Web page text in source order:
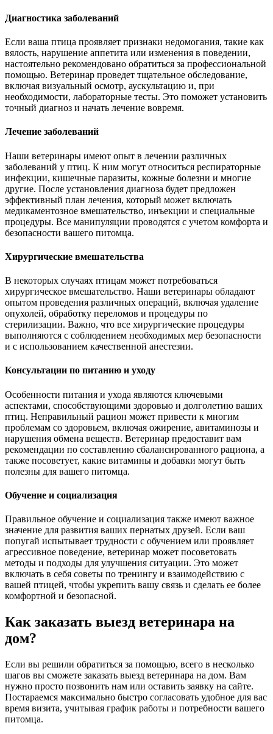
Диагностика заболеваний
Если ваша птица проявляет признаки недомогания, такие как
вялость, нарушение аппетита или изменения в поведении,
настоятельно рекомендовано обратиться за профессиональной
помощью. Ветеринар проведет тщательное обследование,
включая визуальный осмотр, аускультацию и, при
необходимости, лабораторные тесты. Это поможет установить
точный диагноз и начать лечение вовремя.
Лечение заболеваний
Наши ветеринары имеют опыт в лечении различных
заболеваний у птиц. К ним могут относиться респираторные
инфекции, кишечные паразиты, кожные болезни и многие
другие. После установления диагноза будет предложен
эффективный план лечения, который может включать
медикаментозное вмешательство, инъекции и специальные
процедуры. Все манипуляции проводятся с учетом комфорта и
безопасности вашего питомца.
Хирургические вмешательства
В некоторых случаях птицам может потребоваться
хирургическое вмешательство. Наши ветеринары обладают
опытом проведения различных операций, включая удаление
опухолей, обработку переломов и процедуры по
стерилизации. Важно, что все хирургические процедуры
выполняются с соблюдением необходимых мер безопасности
и с использованием качественной анестезии.
Консультации по питанию и уходу
Особенности питания и ухода являются ключевыми
аспектами, способствующими здоровью и долголетию ваших
птиц. Неправильный рацион может привести к многим
проблемам со здоровьем, включая ожирение, авитаминозы и
нарушения обмена веществ. Ветеринар предоставит вам
рекомендации по составлению сбалансированного рациона, а
также посоветует, какие витамины и добавки могут быть
полезны для вашего питомца.
Обучение и социализация
Правильное обучение и социализация также имеют важное
значение для развития ваших пернатых друзей. Если ваш
попугай испытывает трудности с обучением или проявляет
агрессивное поведение, ветеринар может посоветовать
методы и подходы для улучшения ситуации. Это может
включать в себя советы по тренингу и взаимодействию с
вашей птицей, чтобы укрепить вашу связь и сделать ее более
комфортной и безопасной.
Как заказать выезд ветеринара на
дом?
Если вы решили обратиться за помощью, всего в несколько
шагов вы сможете заказать выезд ветеринара на дом. Вам
нужно просто позвонить нам или оставить заявку на сайте.
Постараемся максимально быстро согласовать удобное для вас
время визита, учитывая график работы и потребности вашего
питомца.